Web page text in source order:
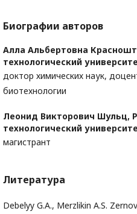
Биографии авторов
Алла Альбертовна
технологический
доктор химических наук,
биотехнологии
Леонид Викторович Шульц,
технологический
магистрант
Литература
Debelyy G.A., Merzlikin A.S.